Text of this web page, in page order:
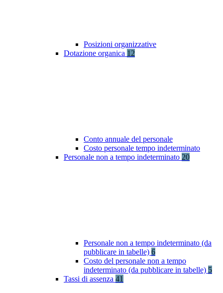
Posizioni organizzative
Dotazione organica 12
Conto annuale del personale
Costo personale tempo indeterminato
Personale non a tempo indeterminato 20
Personale non a tempo indeterminato (da
pubblicare in tabelle) 6
Costo del personale non a tempo
indeterminato (da pubblicare in tabelle) 5
Tassi di assenza 41